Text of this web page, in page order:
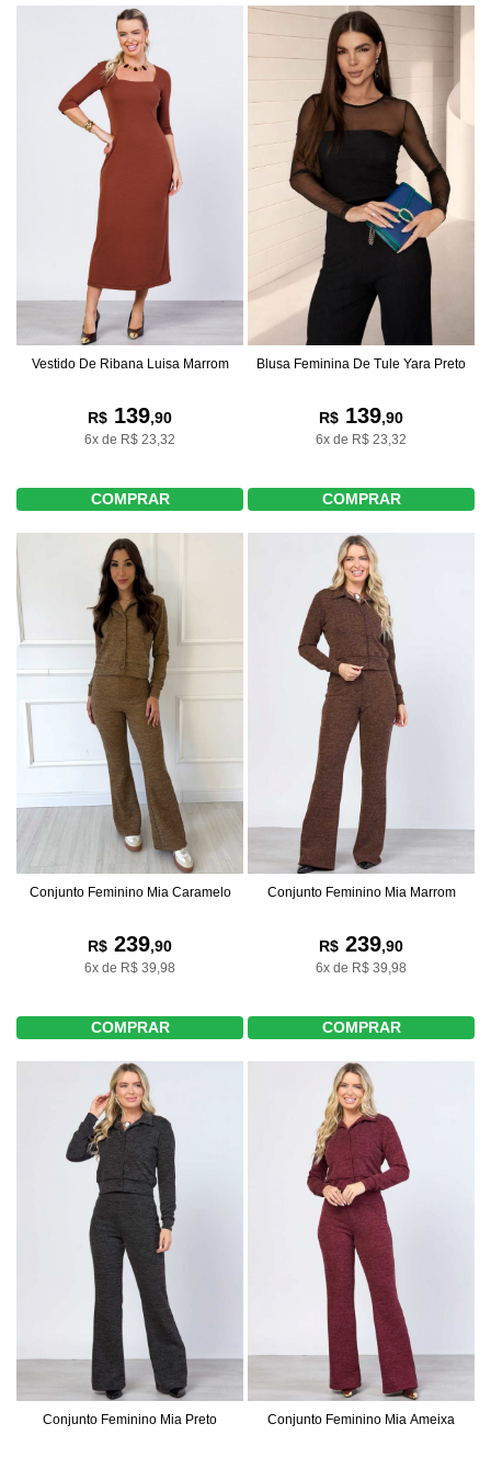
Vestido De Ribana Luisa Marrom
R$ 139,90
6x de R$ 23,32
COMPRAR
Blusa Feminina De Tule Yara Preto
R$ 139,90
6x de R$ 23,32
COMPRAR
Conjunto Feminino Mia Caramelo
R$ 239,90
6x de R$ 39,98
COMPRAR
Conjunto Feminino Mia Marrom
R$ 239,90
6x de R$ 39,98
COMPRAR
Conjunto Feminino Mia Preto Conjunto Feminino Mia Ameixa